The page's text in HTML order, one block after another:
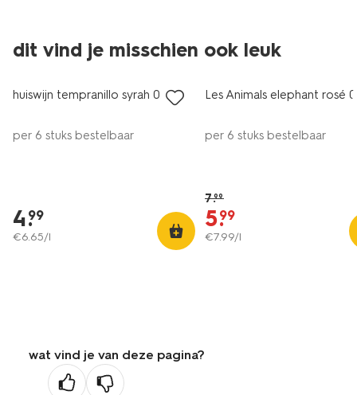
dit vind je misschien ook leuk
2 voor 8.49
met je HEMA pas
8+
huiswijn tempranillo syrah 0.75L
per 6 stuks bestelbaar
4.
99
€6.65/l
korting
8.5
Les Animals elephant rosé
per 6 stuks bestelbaar
7.99
5.
99
€7.99/l
wat vind je van deze pagina?